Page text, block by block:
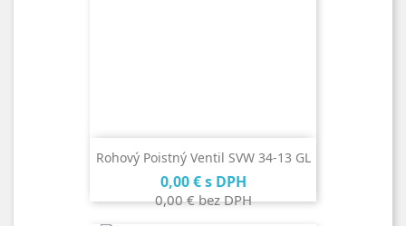
Rohový Poistný Ventil SVW 34-13 GL
Cena
0,00 €s DPH
0,00 €bez DPH